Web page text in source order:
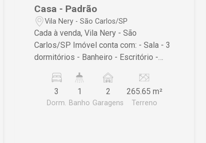
Casa - Padrão
Vila Nery - São Carlos/SP
Cada à venda, Vila Nery - São
Carlos/SP Imóvel conta com: - Sala - 3
dormitórios - Banheiro - Escritório -
Quintal
3
Dorm.
1
Banho
2
Garagens
265.65 m²
Terreno